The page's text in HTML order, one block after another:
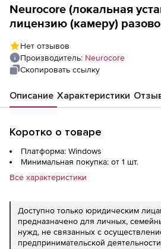
Neurocore (локальная
лицензию (камеру) разово
Нет отзывов
Производитель: Neurocore
Скопировать ссылку
Описание Характеристики
Коротко о товаре
Платформа: Windows
Минимальная покупка: от 1 шт.
Все характеристики
Доступно только юридическим
предназначено для личных,
нужд, не связанных с
предпринимательской деятельности